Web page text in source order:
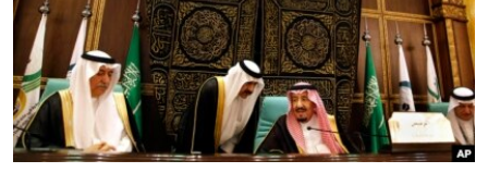
فرهنگ و زندگی
حقوق شهروندی
اقتصادی
علم و فناوری
مستندها
انتخابات ریاست جمهوری آمریکا ۲۰۲۴
حمله جمهوری اسلامی به اسرائیل
رمز مهسا
دنبال کنید
زبانهای مختلف